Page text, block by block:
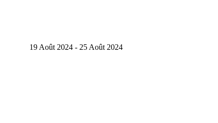
19 Août 2024 - 25 Août 2024